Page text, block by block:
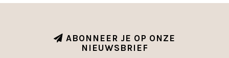
ABONNEER JE OP ONZE
NIEUWSBRIEF